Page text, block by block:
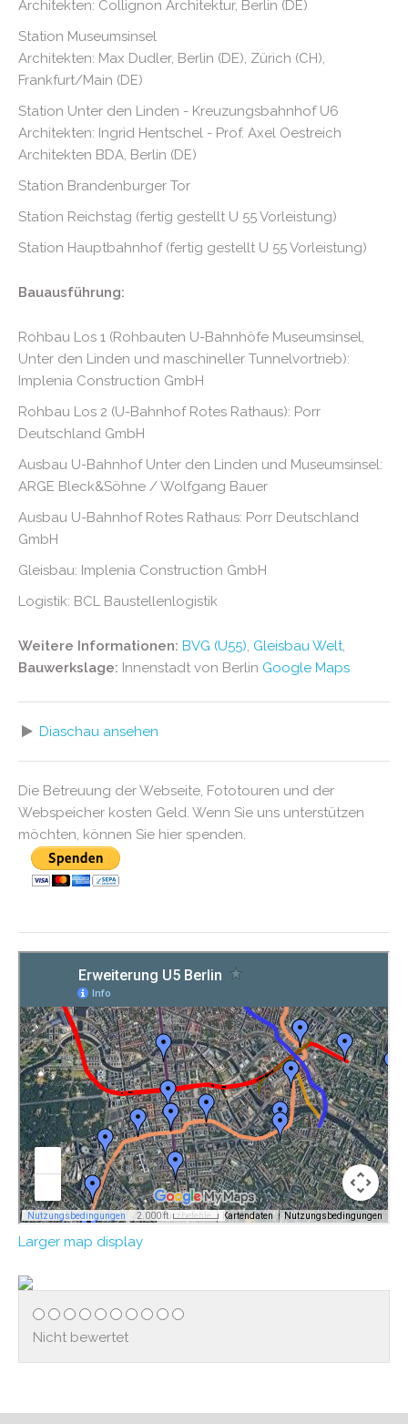
Architekten: Collignon Architektur, Berlin (DE)
Station Museumsinsel
Architekten: Max Dudler, Berlin (DE), Zürich (CH),
Frankfurt/Main (DE)
Station Unter den Linden - Kreuzungsbahnhof U6
Architekten: Ingrid Hentschel - Prof. Axel Oestreich
Architekten BDA, Berlin (DE)
Station Brandenburger Tor
Station Reichstag (fertig gestellt U 55 Vorleistung)
Station Hauptbahnhof (fertig gestellt U 55 Vorleistung)
Bauausführung:
Rohbau Los 1 (Rohbauten U-Bahnhöfe Museumsinsel,
Unter den Linden und maschineller Tunnelvortrieb):
Implenia Construction GmbH
Rohbau Los 2 (U-Bahnhof Rotes Rathaus): Porr
Deutschland GmbH
Ausbau U-Bahnhof Unter den Linden und Museumsinsel:
ARGE Bleck&Söhne / Wolfgang Bauer
Ausbau U-Bahnhof Rotes Rathaus: Porr Deutschland
GmbH
Gleisbau: Implenia Construction GmbH
Logistik: BCL Baustellenlogistik
Weitere Informationen: BVG (U55), Gleisbau Welt,
Bauwerkslage: Innenstadt von Berlin Google Maps
Diaschau ansehen
Die Betreuung der Webseite, Fototouren und der
Webspeicher kosten Geld. Wenn Sie uns unterstützen
möchten, können Sie hier spenden.
Larger map display
Nicht bewertet